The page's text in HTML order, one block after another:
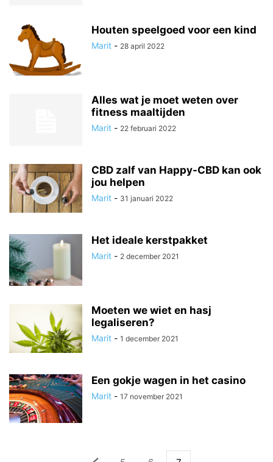
Houten speelgoed voor een kind
Marit - 28 april 2022
Alles wat je moet weten over
fitness maaltijden
Marit - 22 februari 2022
CBD zalf van Happy-CBD kan ook
jou helpen
Marit - 31 januari 2022
Het ideale kerstpakket
Marit - 2 december 2021
Moeten we wiet en hasj
legaliseren?
Marit - 1 december 2021
Een gokje wagen in het casino
Marit - 17 november 2021